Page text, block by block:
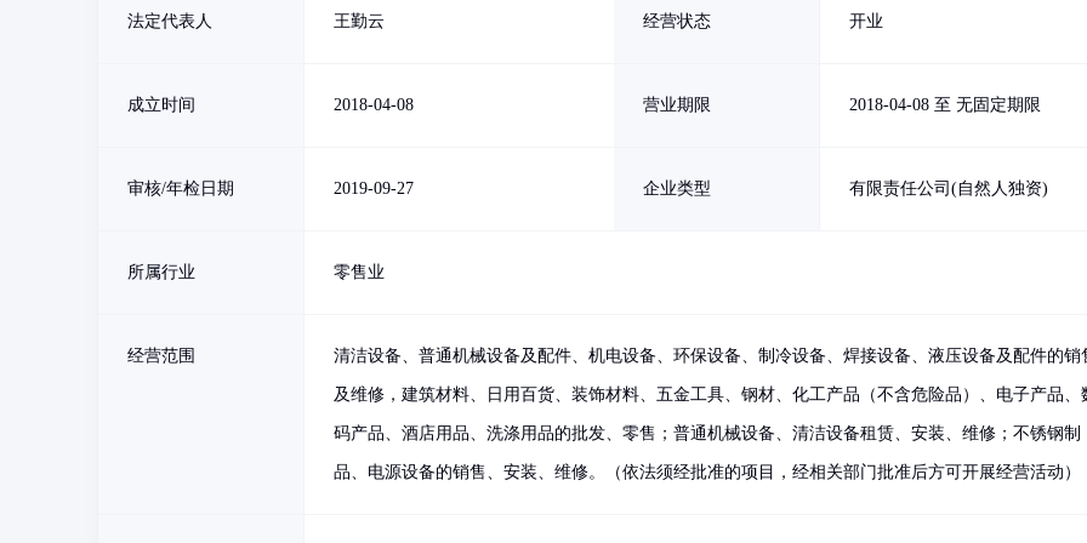
法定代表人 王勤云 经营状态 开业
成立时间 2018-04-08 营业期限 2018-04-08 至 无固定期限
审核/年检日期 2019-09-27 企业类型 有限责任公司(自然人独资)
所属行业 零售业
经营范围 清洁设备、普通机械设备及配件、机电设备、环保设备、制冷设备、焊接设备、液压设备及配件的销
及维修，建筑材料、日用百货、装饰材料、五金工具、钢材、化工产品（不含危险品）、电子产品、
码产品、酒店用品、洗涤用品的批发、零售；普通机械设备、清洁设备租赁、安装、维修；不锈钢制
品、电源设备的销售、安装、维修。（依法须经批准的项目，经相关部门批准后方可开展经营活动）